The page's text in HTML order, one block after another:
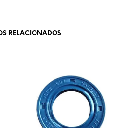
RELACIONADOS